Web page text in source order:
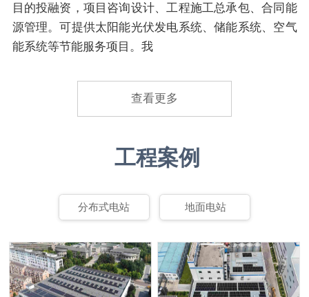
目的投融资，项目咨询设计、工程施工总承包、合同能
源管理。可提供太阳能光伏发电系统、储能系统、空气
能系统等节能服务项目。我
查看更多
工程案例
分布式电站 地面电站